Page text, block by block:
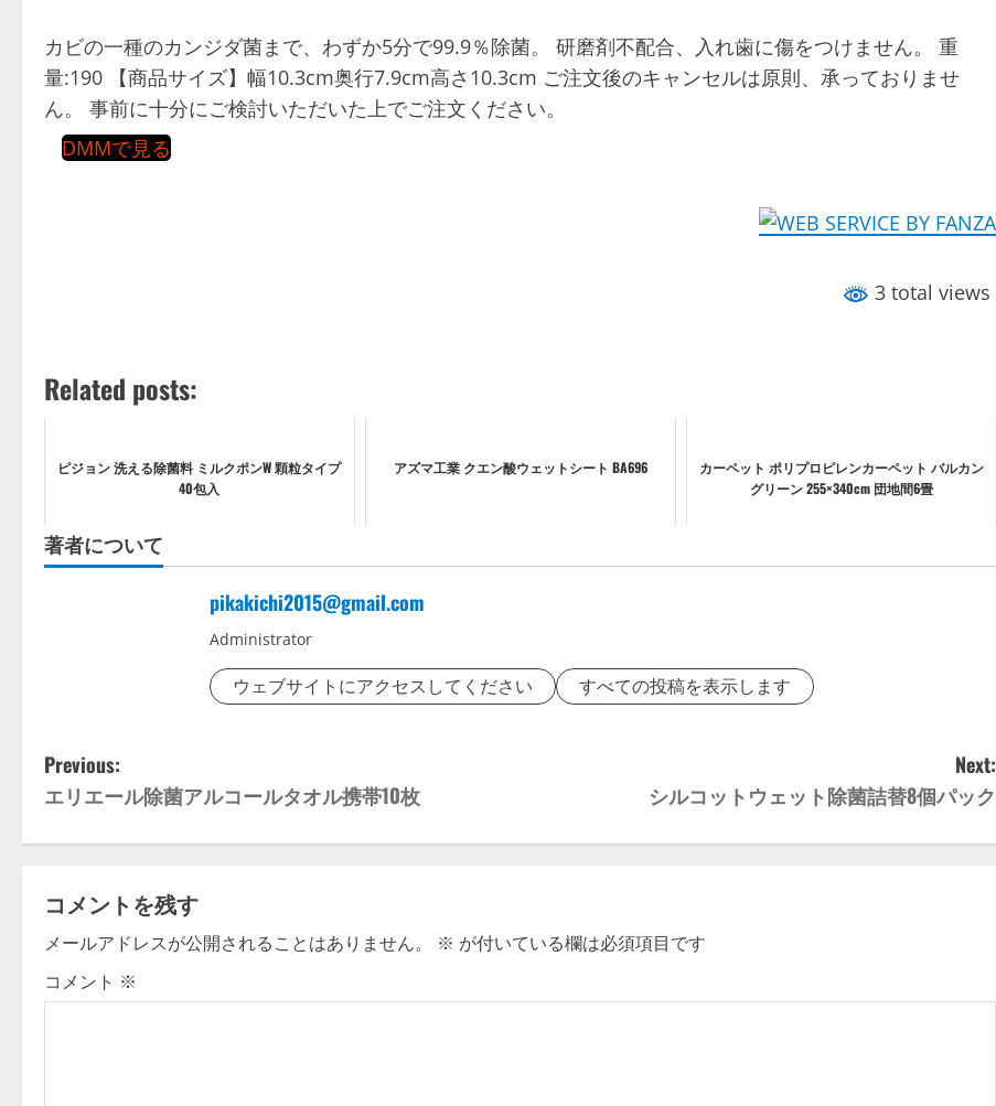
カビの一種のカンジダ菌まで、わずか5分で99.9％除菌。 研磨剤不配合、入れ歯に傷をつけません。 重
量:190 【商品サイズ】幅10.3cm奥行7.9cm高さ10.3cm ご注文後のキャンセルは原則、承っておりませ
ん。 事前に十分にご検討いただいた上でご注文ください。
DMMで見る
3 total views
Related posts:
ピジョン 洗える除菌料 ミルクポンW 顆粒タイプ
40包入
アズマ工業 クエン酸ウェットシート BA696
カーペット ポリプロピレンカーペット バルカン
グリーン 255×340cm 団地間6畳
著者について
pikakichi2015@gmail.com
Administrator
ウェブサイトにアクセスしてください すべての投稿を表示します
P
o
t
n
a
Previous:
エリエール除菌アルコールタオル携帯10枚
Next:
シルコットウェット除菌詰替8個パック
コメントを残す
メールアドレスが公開されることはありません。 ※ が付いている欄は必須項目です
コメント ※